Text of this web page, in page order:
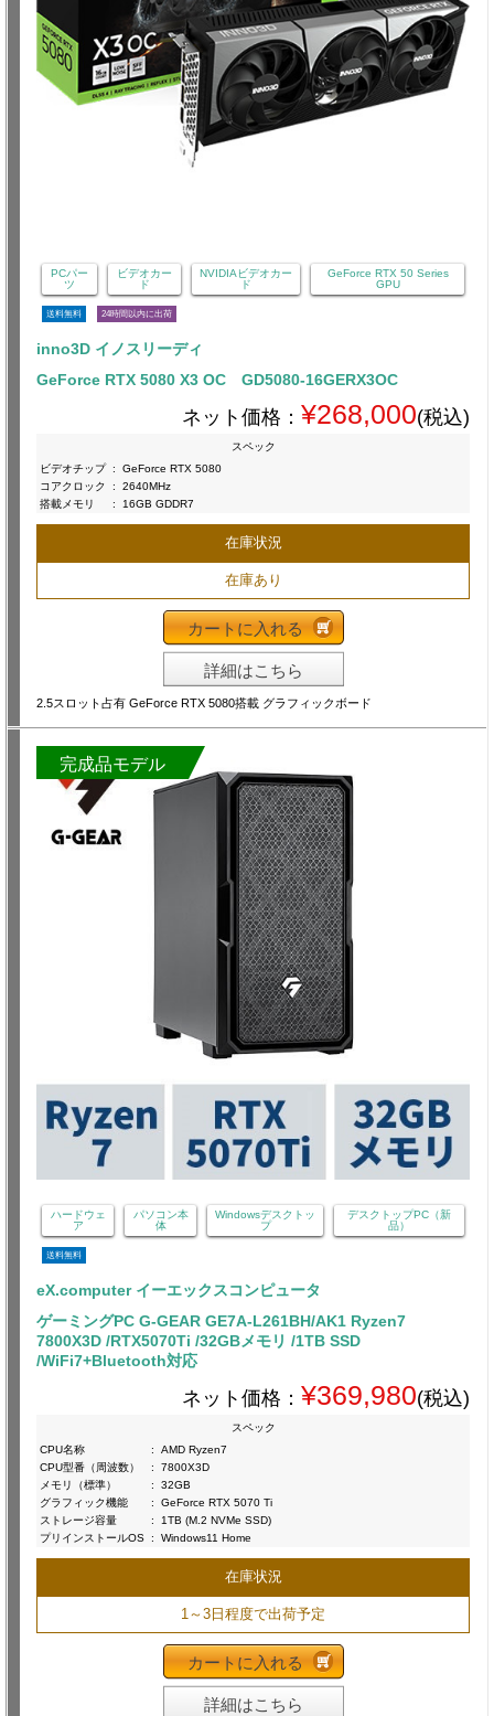
PCパー
ツ
ビデオカー
ド
NVIDIAビデオカー
ド
GeForce RTX 50 Series
GPU
送料無料 24時間以内に出荷
inno3D イノスリーディ
GeForce RTX 5080 X3 OC GD5080-16GERX3OC
ネット価格： ¥268,000(税込)
スペック
ビデオチップ :
GeForce RTX 5080
コアクロック
:
2640MHz
搭載メモリ
: 16GB GDDR7
在庫状況
在庫あり
カートに入れる
詳細はこちら
2.5スロット占有 GeForce RTX 5080搭載 グラフィックボード
完成品モデル
ハードウェ
ア
パソコン本
体
Windowsデスクトッ
プ
デスクトップPC（新
品）
送料無料
eX.computer イーエックスコンピュータ
ゲーミングPC G-GEAR GE7A-L261BH/AK1 Ryzen7
7800X3D /RTX5070Ti /32GBメモリ /1TB SSD
/WiFi7+Bluetooth対応
ネット価格： ¥369,980(税込)
スペック
CPU名称
:
AMD Ryzen7
CPU型番（周波数）
:
7800X3D
メモリ（標準）
:
32GB
グラフィック機能
:
GeForce RTX 5070 Ti
ストレージ容量
:
1TB (M.2 NVMe SSD)
プリインストールOS : Windows11 Home
在庫状況
1～3日程度で出荷予定
カートに入れる
詳細はこちら